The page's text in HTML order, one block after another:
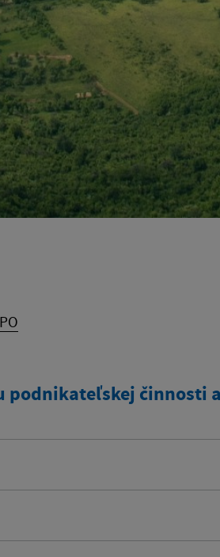
podnikateľskej činnosti